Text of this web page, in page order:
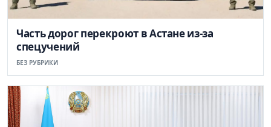
Часть дорог перекроют в Астане из-за
спецучений
БЕЗ РУБРИКИ